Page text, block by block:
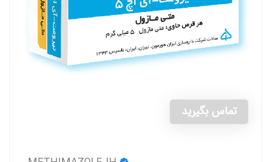
تماس بگیرید